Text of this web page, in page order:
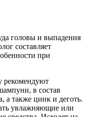
головы и выпадения
составляет
при
рекомендуют
в состав
а также цинк и деготь.
увлажняющие или